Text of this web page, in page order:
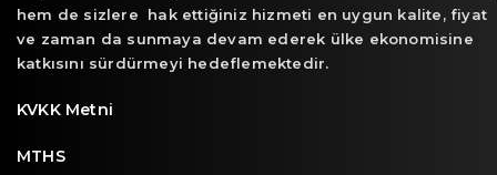
hem de sizlere hak ettiğiniz hizmeti en uygun kalite, fiyat
ve zaman da sunmaya devam ederek ülke ekonomisine
katkısını sürdürmeyi hedeflemektedir.
KVKK Metni
MTHS